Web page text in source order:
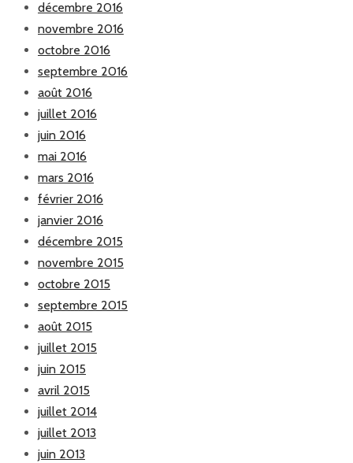
décembre 2016
novembre 2016
octobre 2016
septembre 2016
août 2016
juillet 2016
juin 2016
mai 2016
mars 2016
février 2016
janvier 2016
décembre 2015
novembre 2015
octobre 2015
septembre 2015
août 2015
juillet 2015
juin 2015
avril 2015
juillet 2014
juillet 2013
juin 2013